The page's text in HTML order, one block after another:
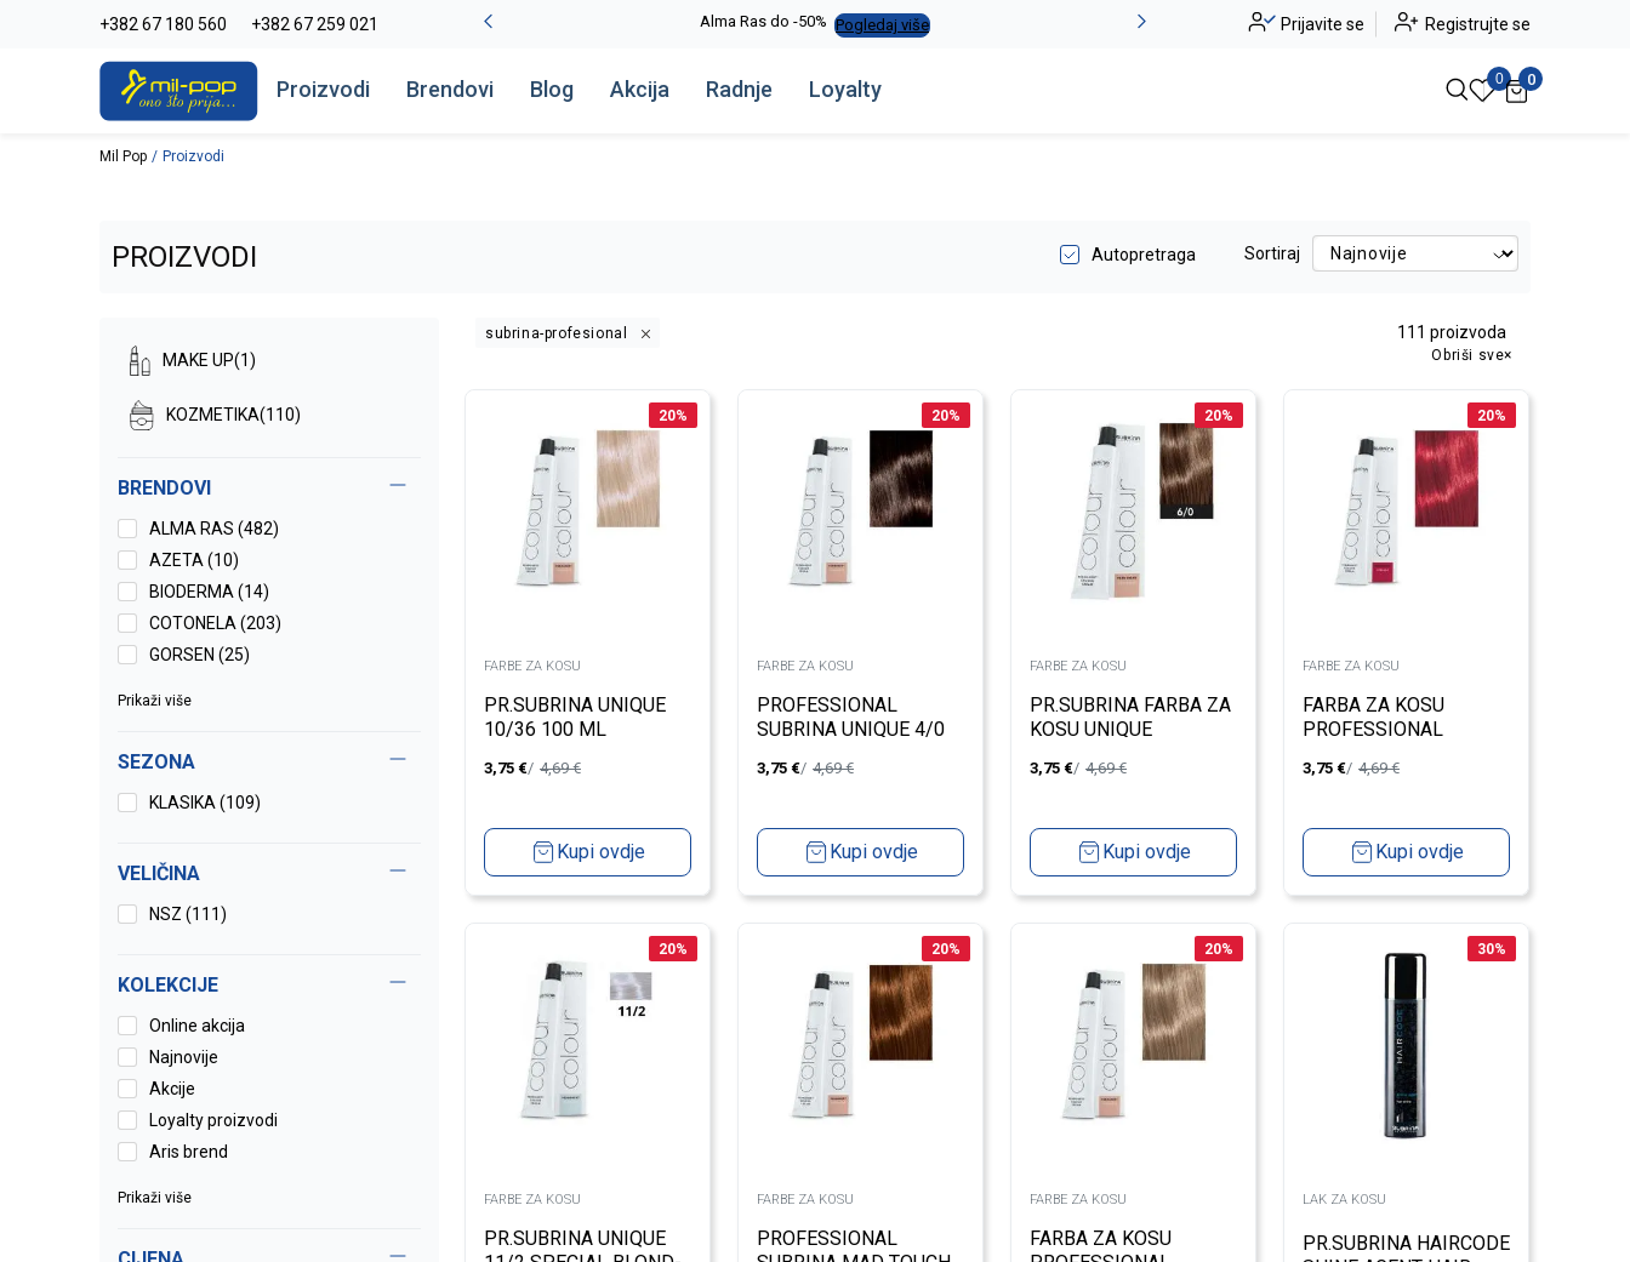
+382 67 180 560 +382 67 259 021
La Plage peškiri do -30% Pogledaj više Alma Ras do -50% Pogledaj više Novo u ponudi - Jadea Pogledaj više
Prijavite se Registrujte se
Proizvodi Brendovi Blog Akcija Radnje Loyalty 0 0
Mil Pop Proizvodi
PROIZVODI Autopretraga Sortiraj
MAKE UP(1)
KOZMETIKA(110)
BRENDOVI
ALMA RAS (482)
AZETA (10)
BIODERMA (14)
COTONELA (203)
GORSEN (25)
Prikaži više
SEZONA
KLASIKA (109)
VELIČINA
NSZ (111)
KOLEKCIJE
Online akcija
Najnovije
Akcije
Loyalty proizvodi
Aris brend
Prikaži više
subrina-profesional 111 proizvoda
Obriši sve
20%
FARBE ZA KOSU
PR.SUBRINA UNIQUE
10/36 100 ML
3,75 € 4,69€
Kupi ovdje
20%
FARBE ZA KOSU
PROFESSIONAL
SUBRINA UNIQUE 4/0
100ML
3,75 € 4,69€
Kupi ovdje
20%
FARBE ZA KOSU
PR.SUBRINA FARBA ZA
KOSU UNIQUE
3,75 € 4,69€
Kupi ovdje
20%
FARBE ZA KOSU
FARBA ZA KOSU
PROFESSIONAL
BLOND - INTENSIVE
3,75 € 4,69€
Kupi ovdje
20%
FARBE ZA KOSU
PR.SUBRINA UNIQUE
20%
FARBE ZA KOSU
PROFESSIONAL
20%
FARBE ZA KOSU
FARBA ZA KOSU
30%
LAK ZA KOSU
PR.SUBRINA HAIRCODE